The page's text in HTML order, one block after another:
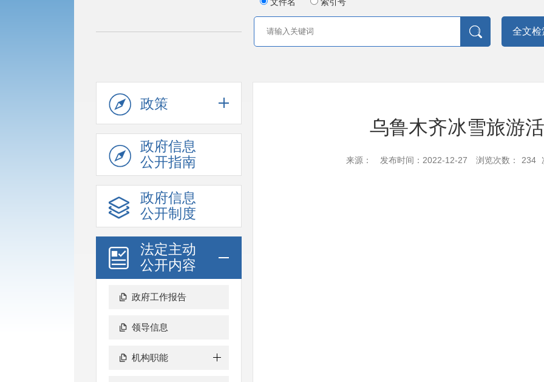
文件名 索引号
全文检
政策
政府信息
公开指南
政府信息
公开制度
法定主动
公开内容
政府工作报告
领导信息
机构职能
乌鲁木齐冰雪旅游
来源： 发布时间：2022-12-27 浏览次数： 234